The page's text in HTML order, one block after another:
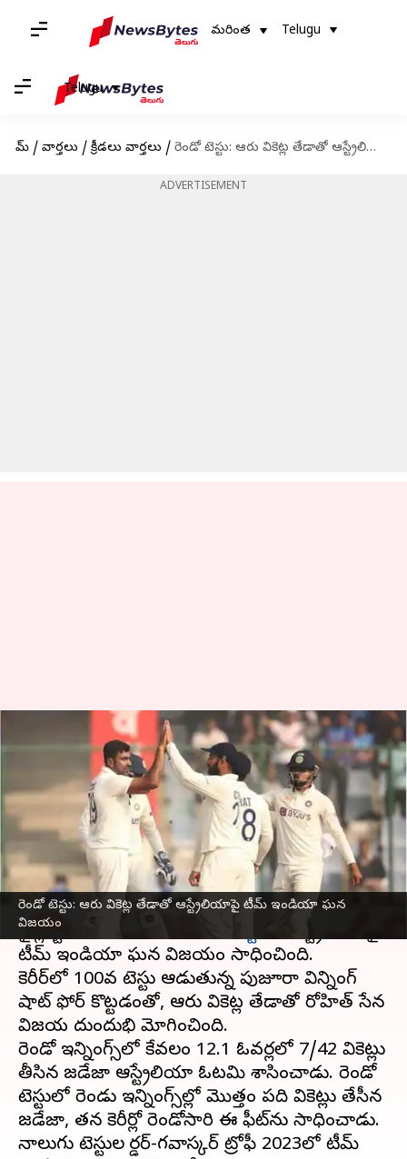
మరింత Telugu
Telugu
హోమ్ / వార్తలు / క్రీడలు వార్తలు / రెండో టెస్టు: ఆరు వికెట్ల తేడాతో ఆస్ట్రేలియాపై టీమ్ ఇండియా ఘన విజయం
ADVERTISEMENT
రెండో టెస్టు: ఆరు వికెట్ల తేడాతో ఆస్ట్రేలియాపై టీమ్ ఇండియా ఘన
విజయం
రెండో టెస్టు: ఆరు వికెట్ల తేడాతో
ఆస్ట్రేలియాపై టీమ్ ఇండియా ఘన
విజయం
Stalin Feb 19, 2023 02:21 pm
ఈ వార్తాకథనం ఏంటి
బోర్డర్-గవాస్కర్ ట్రోఫీ 2023లో భాగంగా దిల్లీలోని అరుణ్
జైట్లీ స్టేడియంలో జరిగినరెండో టెస్టులో ఆస్ట్రేలియాపై
టీమ్ ఇండియా ఘన విజయం సాధించింది.
కెరీర్‌లో 100వ టెస్టు ఆడుతున్న పుజూరా విన్నింగ్
షాట్ ఫోర్ కొట్టడంతో, ఆరు వికెట్ల తేడాతో రోహిత్ సేన
విజయ దుందుభి మోగించింది.
రెండో ఇన్నింగ్స్‌లో కేవలం 12.1 ఓవర్లలో 7/42 వికెట్లు
తీసిన జడేజా ఆస్ట్రేలియా ఓటమి శాసించాడు. రెండో
టెస్టులో రెండు ఇన్నింగ్స్‌ల్లో మొత్తం పది వికెట్లు తేసీన
జడేజా, తన కెరీర్లో రెండోసారి ఈ ఫీట్‌ను సాధించాడు.
నాలుగు టెస్టుల బోర్డర్-గవాస్కర్ ట్రోఫీ 2023లో టీమ్